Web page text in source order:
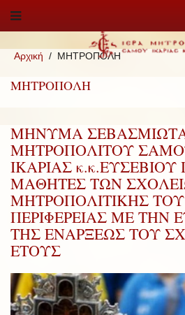
Αρχική ΜΗΤΡΟΠΟΛΗ
ΜΗΤΡΟΠΟΛΗ
ΜΗΝΥΜΑ
ΜΗΤΡΟΠΟΛΙΤΟΥ
ΙΚΑΡΙΑΣ
ΜΑΘΗΤΕΣ ΤΩΝ
ΜΗΤΡΟΠΟΛΙΤΙΚΗΣ ΤΟΥ
ΠΕΡΙΦΕΡΕΙΑΣ ΜΕ ΤΗΝ
ΤΗΣ ΕΝΑΡΞΕΩΣ ΤΟΥ
ΕΤΟΥΣ